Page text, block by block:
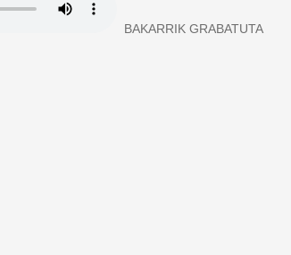
BAKARRIK GRABATUTA
E